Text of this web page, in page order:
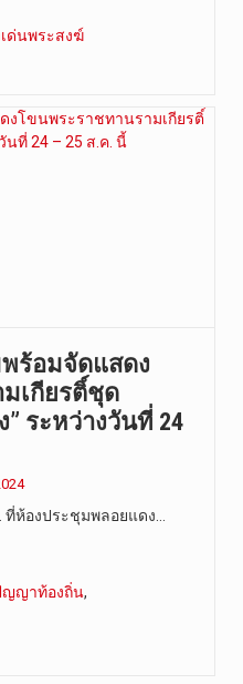
ด่นพระสงฆ์
ร้อมจัดแสดง
เกียรติ์ชุด
ระหว่างวันที่ 24
ที่ห้องประชุมพลอยแดง…
ญาท้องถิ่น,